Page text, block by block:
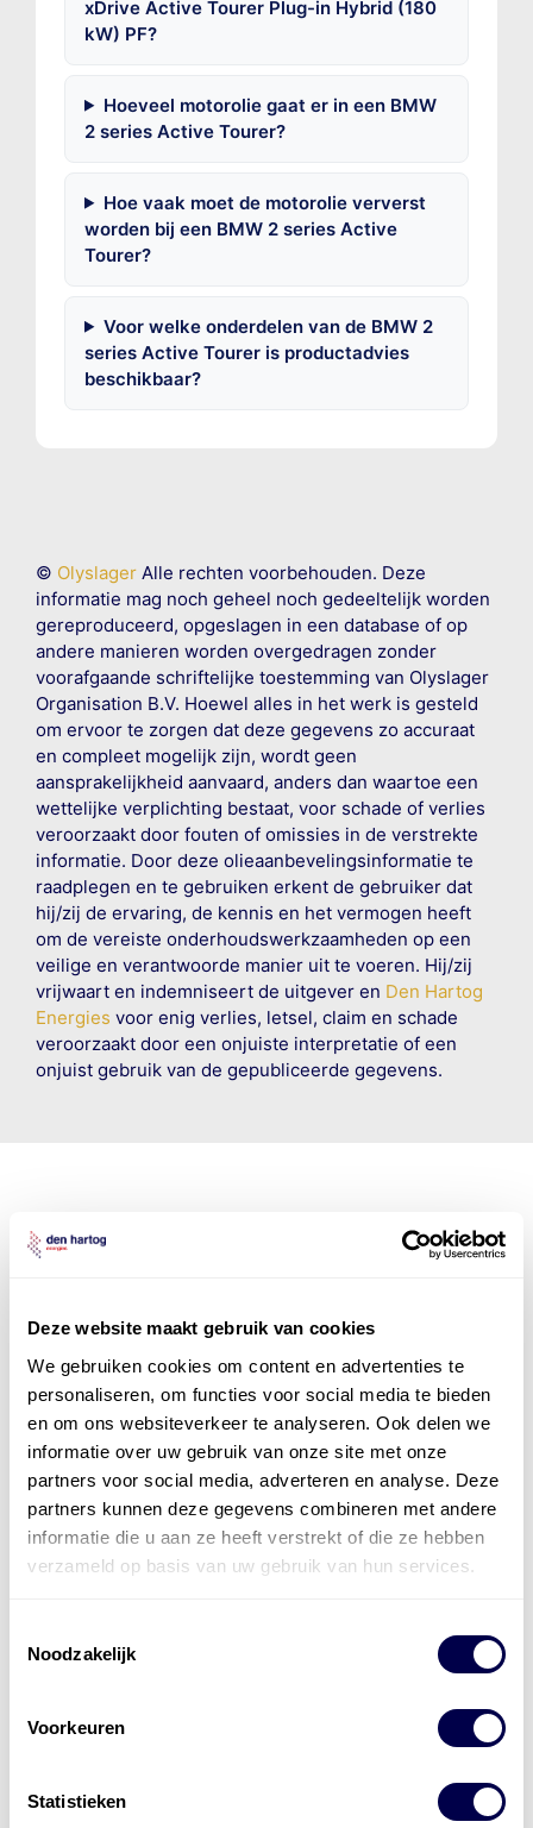
Deze website maakt gebruik van cookies
We gebruiken cookies om content en advertenties te
personaliseren, om functies voor social media te bieden
en om ons websiteverkeer te analyseren. Ook delen we
informatie over uw gebruik van onze site met onze
partners voor social media, adverteren en analyse. Deze
partners kunnen deze gegevens combineren met andere
informatie die u aan ze heeft verstrekt of die ze hebben
verzameld op basis van uw gebruik van hun services.
Noodzakelijk
Voorkeuren
Statistieken
xDrive Active Tourer Plug-in Hybrid (180
kW) PF?
Hoeveel motorolie gaat er in een BMW
2 series Active Tourer?
Hoe vaak moet de motorolie ververst
worden bij een BMW 2 series Active
Tourer?
Voor welke onderdelen van de BMW 2
series Active Tourer is productadvies
beschikbaar?
© OlyslagerAlle rechten voorbehouden. Deze
informatie mag noch geheel noch gedeeltelijk worden
gereproduceerd, opgeslagen in een database of op
andere manieren worden overgedragen zonder
voorafgaande schriftelijke toestemming van Olyslager
Organisation B.V. Hoewel alles in het werk is gesteld
om ervoor te zorgen dat deze gegevens zo accuraat
en compleet mogelijk zijn, wordt geen
aansprakelijkheid aanvaard, anders dan waartoe een
wettelijke verplichting bestaat, voor schade of verlies
veroorzaakt door fouten of omissies in de verstrekte
informatie. Door deze olieaanbevelingsinformatie te
raadplegen en te gebruiken erkent de gebruiker dat
hij/zij de ervaring, de kennis en het vermogen heeft
om de vereiste onderhoudswerkzaamheden op een
veilige en verantwoorde manier uit te voeren. Hij/zij
vrijwaart en indemniseert de uitgever en Den Hartog
Energies voor enig verlies, letsel, claim en schade
veroorzaakt door een onjuiste interpretatie of een
onjuist gebruik van de gepubliceerde gegevens.
Levert complete
laad- en accu oplossingen